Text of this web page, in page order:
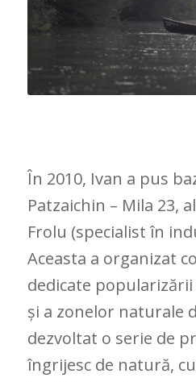
În 2010, Ivan a pus
Patzaichin – Mila 23,
Frolu (specialist în
Aceasta a organizat
dedicate
și a zonelor naturale
dezvoltat o serie de
îngrijesc de natură,